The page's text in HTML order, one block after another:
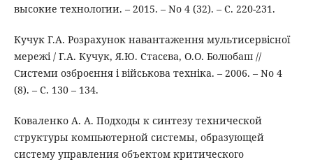
высокие технологии. – 2015. – No 4 (32). – С. 220-231.
Кучук Г.А. Розрахунок навантаження мультисервісної
мережі / Г.А. Кучук, Я.Ю. Стасєва, О.О. Болюбаш //
Системи озброєння і військова техніка. – 2006. – No 4
(8). – С. 130 – 134.
Коваленко А. А. Подходы к синтезу технической
структуры компьютерной системы, образующей
систему управления объектом критического